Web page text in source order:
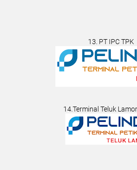
13. PT IPC TPK
14.Terminal Teluk